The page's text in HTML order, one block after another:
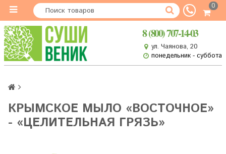
0
8 (800) 707-14-03
ул. Чаянова, 20
понедельник - суббота
КРЫМСКОЕ МЫЛО «ВОСТОЧНОЕ»
- «ЦЕЛИТЕЛЬНАЯ ГРЯЗЬ»